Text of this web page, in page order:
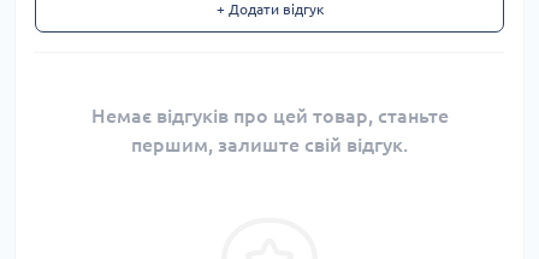
+ Додати відгук
Немає відгуків про цей товар, станьте
першим, залиште свій відгук.